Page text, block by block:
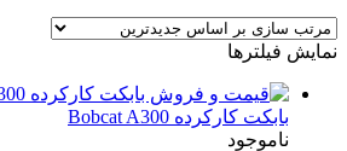
نمایش فیلترها
بابکت کارکرده Bobcat A300
ناموجود